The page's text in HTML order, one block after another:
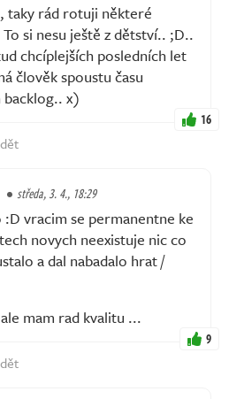
taky rád rotuji některé
si nesu ještě z dětství.. ;D..
chcíplejších posledních let
člověk spoustu času
x)
16
středa, 3. 4., 18:29
:D vracim se permanentne ke
novych neexistuje nic co
a dal nabadalo hrat /
mam rad kvalitu ...
9